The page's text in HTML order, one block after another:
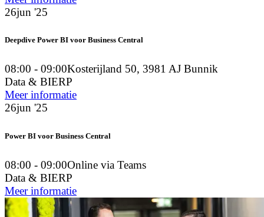
26jun '25
Deepdive Power BI voor Business Central
08:00 - 09:00Kosterijland 50, 3981 AJ Bunnik
Data & BIERP
Meer informatie
26jun '25
Power BI voor Business Central
08:00 - 09:00Online via Teams
Data & BIERP
Meer informatie